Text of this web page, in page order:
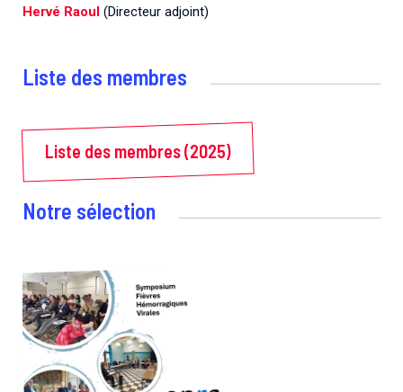
Hervé Raoul (Directeur adjoint)
Liste des membres
Liste des membres (2025)
Notre sélection